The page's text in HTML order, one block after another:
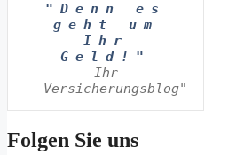
"Denn es
geht um
Ihr
Geld!"
Ihr
Versicherungsblog"
Folgen Sie uns